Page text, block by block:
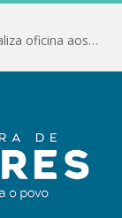
Conselho Municipal de Assistência Social realiza oficina aos servidores